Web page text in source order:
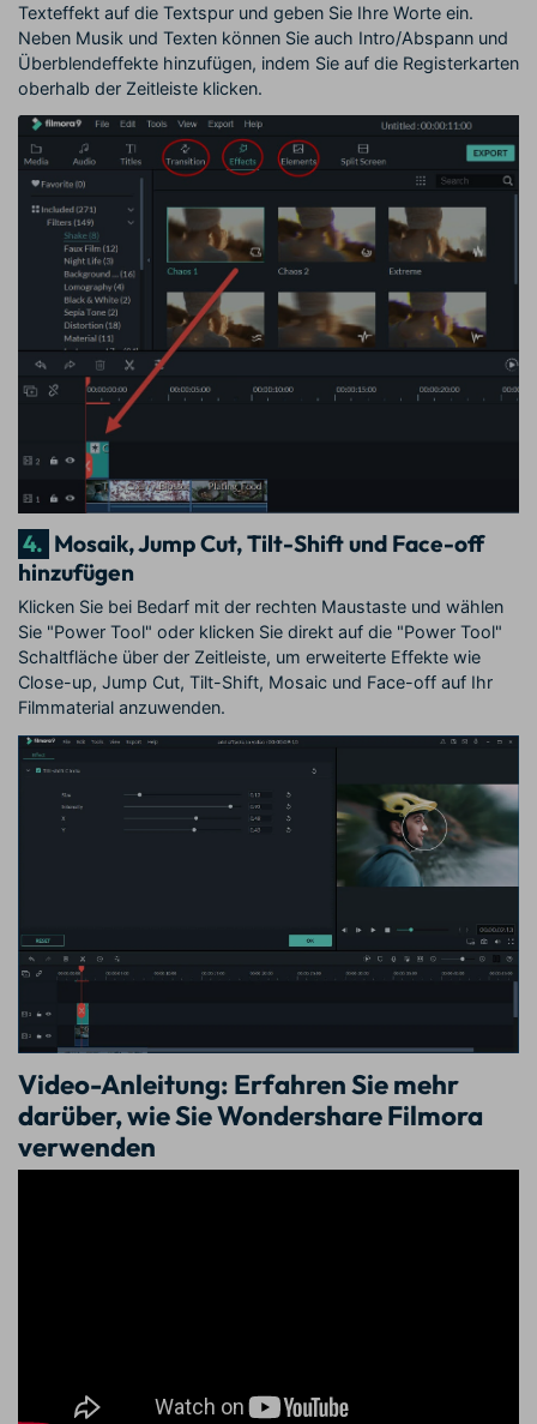
Texteffekt auf die Textspur und geben Sie Ihre Worte ein.
Neben Musik und Texten können Sie auch Intro/Abspann und
Überblendeffekte hinzufügen, indem Sie auf die Registerkarten
oberhalb der Zeitleiste klicken.
4. Mosaik, Jump Cut, Tilt-Shift und Face-off
hinzufügen
Klicken Sie bei Bedarf mit der rechten Maustaste und wählen
Sie "Power Tool" oder klicken Sie direkt auf die "Power Tool"
Schaltfläche über der Zeitleiste, um erweiterte Effekte wie
Close-up, Jump Cut, Tilt-Shift, Mosaic und Face-off auf Ihr
Filmmaterial anzuwenden.
Video-Anleitung: Erfahren Sie mehr
darüber, wie Sie Wondershare Filmora
verwenden